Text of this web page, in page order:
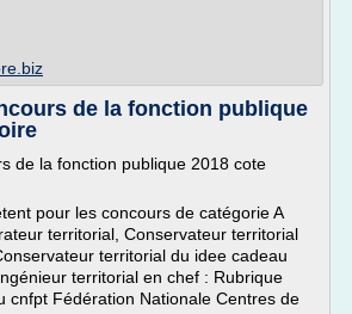
de la fonction publique
de la fonction publique 2018 cote
pour les concours de catégorie A
territorial, Conservateur territorial
territorial du idee cadeau
territorial en chef : Rubrique
cnfpt Fédération Nationale Centres de